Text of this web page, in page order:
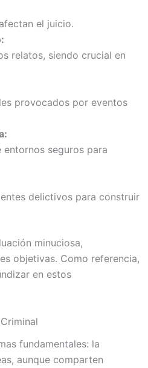
el juicio.
relatos, siendo crucial en
provocados por eventos
seguros para
delictivos para construir
minuciosa,
objetivas. Como referencia,
en estos
fundamentales: la
aunque comparten